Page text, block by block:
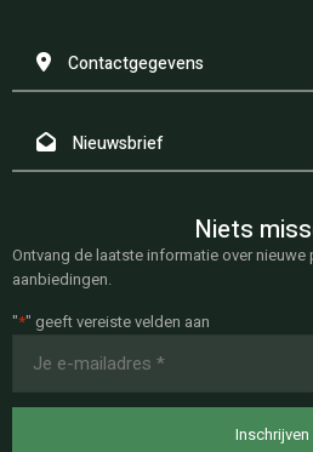
Contactgegevens
Nieuwsbrief
Niets
Ontvang de laatste informatie over
aanbiedingen.
"*" geeft vereiste velden aan
mailadres
*